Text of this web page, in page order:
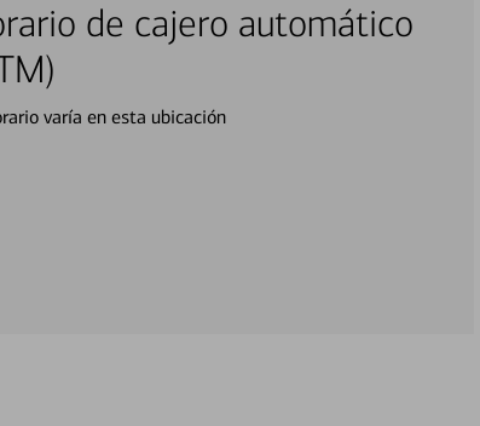
de cajero automático
varía en esta ubicación